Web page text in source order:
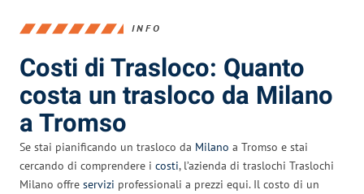
INFO
Costi di Trasloco: Quanto
costa un trasloco da Milano
a Tromso
Se stai pianificando un trasloco da Milano a Tromso e stai
cercando di comprendere i costi, l’azienda di traslochi Traslochi
Milano offre servizi professionali a prezzi equi. Il costo di un